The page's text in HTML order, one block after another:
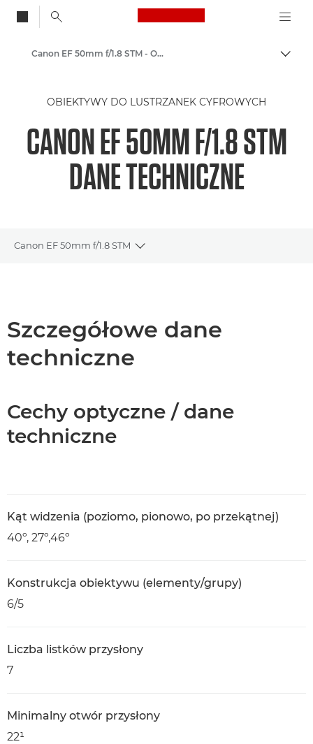
Canon Logo, back
Obiektywy do aparatów Canon
Canon EF 50mm f/1.8 STM - Obiektywy – obiektywy do kamer i aparatów
OBIEKTYWY DO LUSTRZANEK CYFROWYCH
CANON EF 50MM F/1.8 STM
DANE TECHNICZNE
Canon EF 50mm f/1.8 STM
Toggle breadcrumbs
Szczegółowe dane
techniczne
Cechy optyczne / dane
techniczne
Kąt widzenia (poziomo, pionowo, po przekątnej)
40º, 27º,46º
Konstrukcja obiektywu (elementy/grupy)
6/5
Liczba listków przysłony
7
Minimalny otwór przysłony
22¹